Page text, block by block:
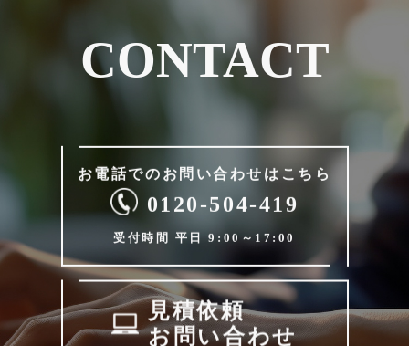
CONTACT
お電話でのお問い合わせは こちら
0120-504-419
受付時間 平日 9:00～17:00
見積依頼
お問い合わせ